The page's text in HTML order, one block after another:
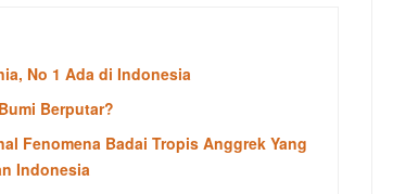
No 1 Ada di Indonesia
Berputar?
Fenomena Badai Tropis Anggrek Yang
Indonesia